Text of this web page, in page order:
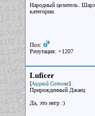
Народный целитель.
категории.
Пол:
Репутация: +1207
Luficer
[Аццкий Сотона]
Прирожденный Джаец
Да, это негр :)